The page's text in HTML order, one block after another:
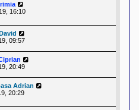
16:10
09:57
20:49
Adrian
20:29